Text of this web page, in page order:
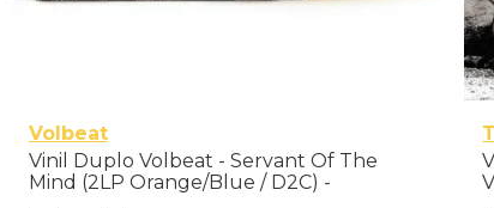
Volbeat
Vinil Duplo Volbeat - Servant Of The
Mind (2LP Orange/Blue / D2C) -